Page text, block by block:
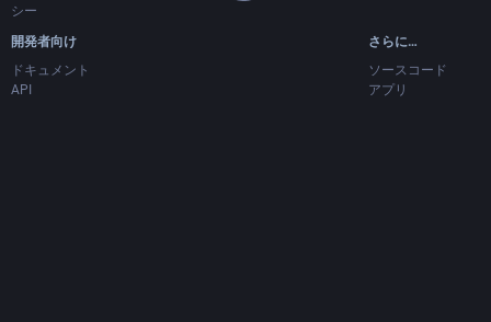
シー
開発者向け
ドキュメント
API
さらに…
ソースコード
アプリ